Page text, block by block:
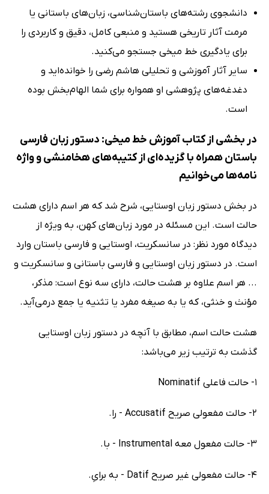
دانشجوی رشته‌های باستان‌شناسی، زبان‌های باستانی یا
مرمت آثار تاریخی هستید و منبعی کامل، دقیق و کاربردی را
برای یادگیری خط میخی جستجو می‌کنید.
سایر آثار آموزشی و تحلیلی هاشم رضی را خوانده‌اید و
دغدغه‌های پژوهشی او همواره برای شما الهام‌بخش بوده
است.
در بخشی از کتاب آموزش خط میخی: دستور زبان فارسی
باستان همراه با گزیده‌ای از کتیبه‌های هخامنشی و واژه
نامه‌ها می‌خوانیم
در بخش دستور زبان اوستایی، شرح شد که هر اسم دارای هشت
حالت است. این مسئله در مورد زبان‌های کهن، به ویژه از
دیدگاه مورد نظر: در سانسکریت، اوستایی و فارسی باستان وارد
است. در دستور زبان اوستایی و فارسی باستانی و سانسکریت و
... هر اسم علاوه بر هشت حالت، دارای سه نوع است: مذکر،
مؤنث و خنثی، که یا به صیغه مفرد یا تثنیه یا جمع درمی‌آید.
هشت حالت اسم، مطابق با آنچه در دستور زبان اوستایی
گذشت به ترتیب زیر می‌باشد:
1- حالت فاعلی Nominatif
2- حالت مفعولی صریح Accusatif - را.
3- حالت مفعول معه Instrumental - با.
4- حالت مفعولی غیر صریح Datif - به برایِ.